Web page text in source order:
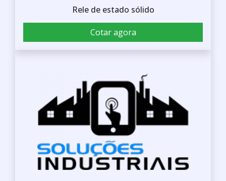
Rele de estado sólido
Cotar agora